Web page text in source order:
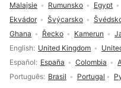
Volba jazyka
English United Kingdom
Español
España Colombia
Português Brasil Portugal
Malajsie
Rumunsko Egypt
Ekvádor
Švýcarsko
Ghana
Řecko Kamerun